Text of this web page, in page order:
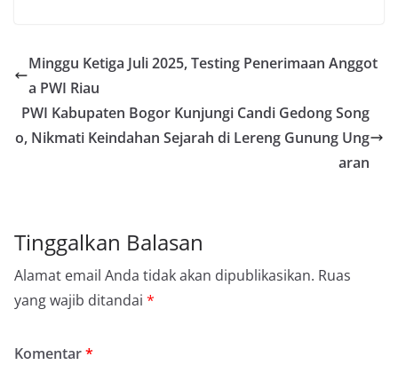
e
b
o
o
er l s
p
p
e e
Minggu Ketiga Juli 2025, Testing Penerimaan Anggot
a PWI Riau
PWI Kabupaten Bogor Kunjungi Candi Gedong Song
o, Nikmati Keindahan Sejarah di Lereng Gunung Ung
aran
Tinggalkan Balasan
Alamat email Anda tidak akan dipublikasikan. Ruas
yang wajib ditandai *
Komentar*